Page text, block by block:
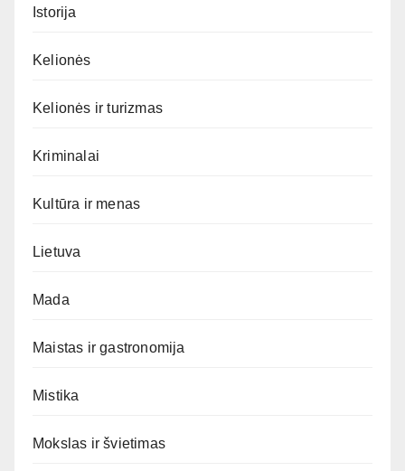
Istorija
Kelionės
Kelionės ir turizmas
Kriminalai
Kultūra ir menas
Lietuva
Mada
Maistas ir gastronomija
Mistika
Mokslas ir švietimas